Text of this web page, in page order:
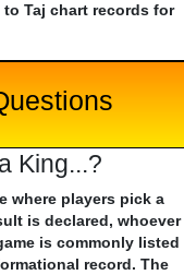
Taj chart records for
King...?
where players pick a
is declared, whoever
is commonly listed
record. The